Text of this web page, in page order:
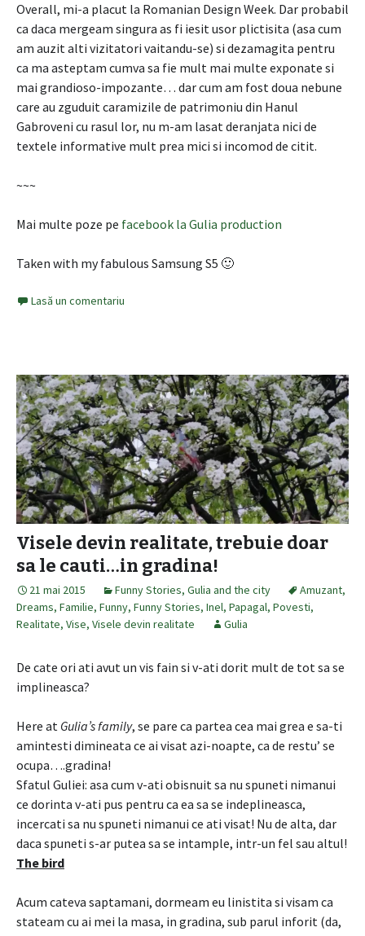
Overall, mi-a placut la Romanian Design Week. Dar probabil
ca daca mergeam singura as fi iesit usor plictisita (asa cum
am auzit alti vizitatori vaitandu-se) si dezamagita pentru
ca ma asteptam cumva sa fie mult mai multe exponate si
mai grandioso-impozante… dar cum am fost doua nebune
care au zguduit caramizile de patrimoniu din Hanul
Gabroveni cu rasul lor, nu m-am lasat deranjata nici de
textele informative mult prea mici si incomod de citit.
~~~
Mai multe poze pe facebook la Gulia production
Taken with my fabulous Samsung S5 🙂
Lasă un comentariu
Visele devin realitate, trebuie doar
sa le cauti…in gradina!
21 mai 2015 Funny Stories, Gulia and the city Amuzant,
Dreams, Familie, Funny, Funny Stories, Inel, Papagal, Povesti,
Realitate, Vise, Visele devin realitate Gulia
De cate ori ati avut un vis fain si v-ati dorit mult de tot sa se
implineasca?
Here at Gulia’s family, se pare ca partea cea mai grea e sa-ti
amintesti dimineata ce ai visat azi-noapte, ca de restu’ se
ocupa….gradina!
Sfatul Guliei: asa cum v-ati obisnuit sa nu spuneti nimanui
ce dorinta v-ati pus pentru ca ea sa se indeplineasca,
incercati sa nu spuneti nimanui ce ati visat! Nu de alta, dar
daca spuneti s-ar putea sa se intample, intr-un fel sau altul!
The bird
Acum cateva saptamani, dormeam eu linistita si visam ca
stateam cu ai mei la masa, in gradina, sub parul inforit (da,